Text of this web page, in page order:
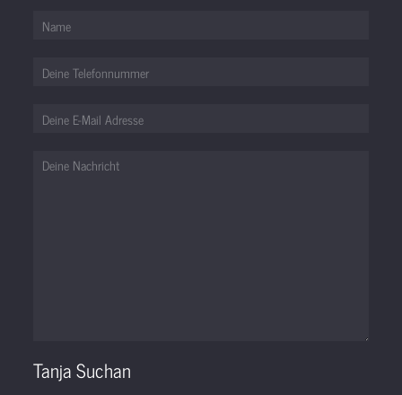
Tanja Suchan